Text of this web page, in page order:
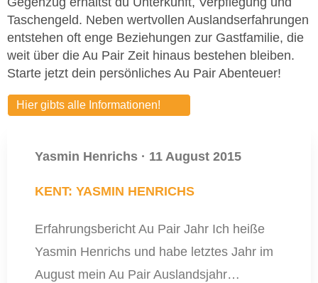
Taschengeld. Neben wertvollen Auslandserfahrungen
entstehen oft enge Beziehungen zur Gastfamilie, die
weit über die Au Pair Zeit hinaus bestehen bleiben.
Starte jetzt dein persönliches Au Pair Abenteuer!
Hier gibts alle Informationen!
Yasmin Henrichs · 11 August 2015
KENT: YASMIN HENRICHS
Erfahrungsbericht Au Pair Jahr Ich heiße
Yasmin Henrichs und habe letztes Jahr im
August mein Au Pair Auslandsjahr…